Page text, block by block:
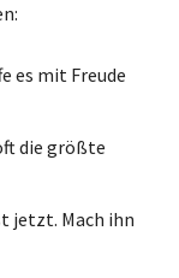
es mit Freude
die größte
jetzt. Mach ihn